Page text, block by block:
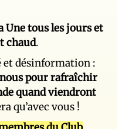
Une tous les jours et
chaud.
et désinformation :
pour rafraîchir
quand viendront
qu’avec vous !